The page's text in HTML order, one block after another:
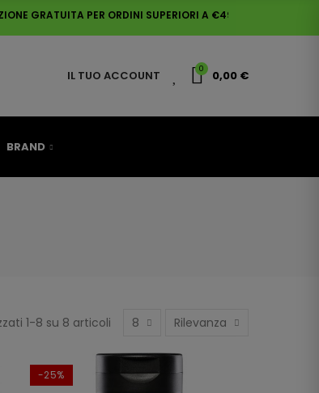
PER ORDINI SUPERIORI A €49,90 | MIGLIOR
IL TUO ACCOUNT 0 0,00 €
BRAND
1-8 su 8 articoli 8 Rilevanza
-25%